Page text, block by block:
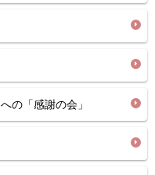
の「感謝の会」